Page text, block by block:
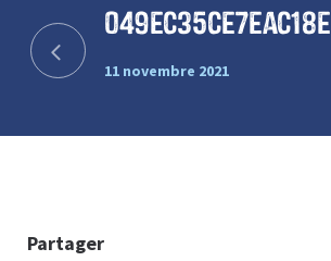
049ec35ce7eac18e
11 novembre 2021
Partager